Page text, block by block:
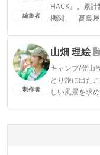
編集者
HACK』。累
機関、「髙島
CAMP
制作者
山畑 理絵
キャンプ/登山
とり旅に出た
しい風景を求
山畑 理絵の